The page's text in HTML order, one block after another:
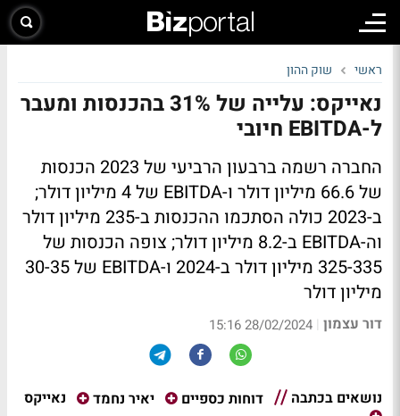
ראשי שוק ההון
נאייקס: עלייה של 31% בהכנסות ומעבר
ל-EBITDA חיובי
החברה רשמה ברבעון הרביעי של 2023 הכנסות
של 66.6 מיליון דולר ו-EBITDA של 4 מיליון דולר;
ב-2023 כולה הסתכמו ההכנסות ב-235 מיליון דולר
וה-EBITDA ב-8.2 מיליון דולר; צופה הכנסות של
325-335 מיליון דולר ב-2024 ו-EBITDA של 30-35
מיליון דולר
דור עצמון |
28/02/2024 15:16
נושאים בכתבה דוחות כספיים יאיר נחמד נאייקס